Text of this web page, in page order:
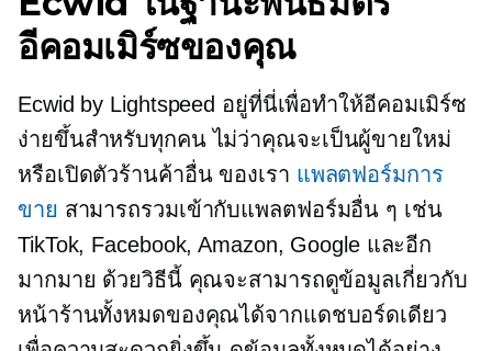
อีคอมเมิร์ซของคุณ
Ecwid by Lightspeed อยู่ที่นี่เพื่อทำให้อีคอมเมิร์ซ
ง่ายขึ้นสำหรับทุกคน ไม่ว่าคุณจะเป็นผู้ขายใหม่
หรือเปิดตัวร้านค้าอื่น ของเรา แพลตฟอร์มการ
ขาย สามารถรวมเข้ากับแพลตฟอร์มอื่น ๆ เช่น
TikTok, Facebook, Amazon, Google และอีก
มากมาย ด้วยวิธีนี้ คุณจะสามารถดูข้อมูลเกี่ยวกับ
หน้าร้านทั้งหมดของคุณได้จากแดชบอร์ดเดียว